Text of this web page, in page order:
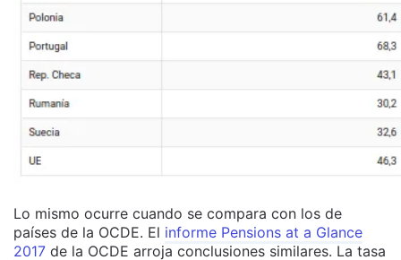
Lo mismo ocurre cuando se compara con los de
países de la OCDE. El informe Pensions at a Glance
2017 de la OCDE arroja conclusiones similares. La tasa